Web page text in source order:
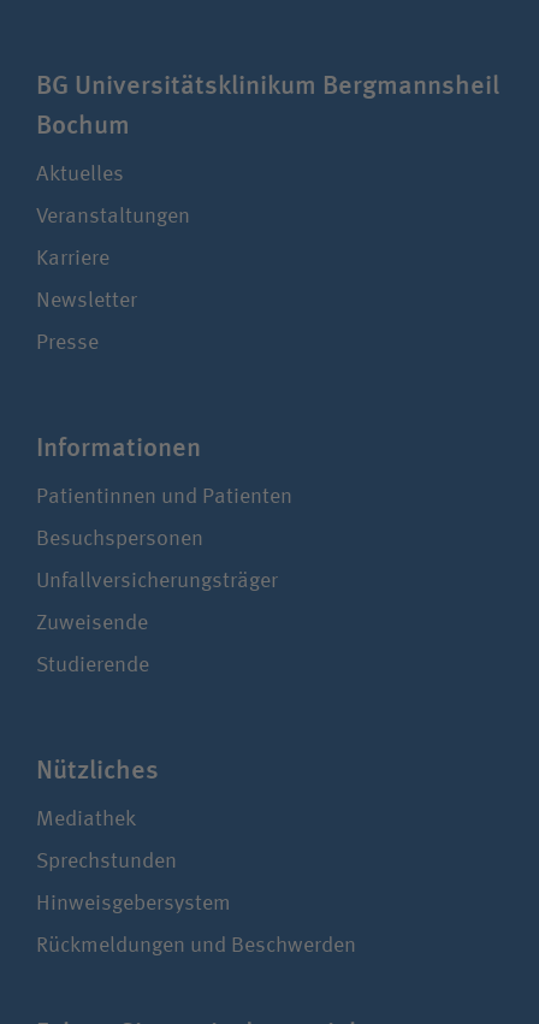
BG Uni­ver­si­täts­klinikum Berg­manns­heil
Bochum
Aktuelles
Veranstaltungen
Karriere
Newsletter
Presse
Infor­ma­ti­onen
Patientinnen und Patienten
Besuchspersonen
Unfallversicherungsträger
Zuweisende
Studierende
Nützliches
Mediathek
Sprechstunden
Hinweisgebersystem
Rückmeldungen und Beschwerden